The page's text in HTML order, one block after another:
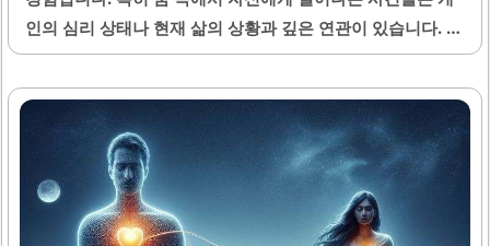
인의 심리 상태나 현재 삶의 상황과 깊은 연관이 있습니다. 오
늘은 '머리에서 이가 떨어지는 꿈'에 대해 나누어 보겠습니다.
이 꿈은 여러 가지 상징과 해석을 가지고 있으며, 많은 사람들
에게 불안이나 두려움을 불러일으킬 수 있습니다. 따라서 이
꿈에 대한 이해는 개인의 심리적 고통을 줄이는데 큰 도움이
될 수 있습니다. 꿈의 상징성 머리에서 이가 떨어지는 꿈은 일
반적으로 상실감이나 불안감을 상징합니다. 꿈에서 이는 사
람들이 자신의 모습을 어떻게 생각하는지, 혹은 타인과의 관